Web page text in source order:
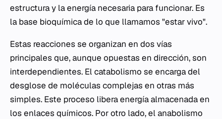
estructura y la energía necesaria para funcionar. Es
la base bioquímica de lo que llamamos "estar vivo".
Estas reacciones se organizan en dos vías
principales que, aunque opuestas en dirección, son
interdependientes. El catabolismo se encarga del
desglose de moléculas complejas en otras más
simples. Este proceso libera energía almacenada en
los enlaces químicos. Por otro lado, el anabolismo